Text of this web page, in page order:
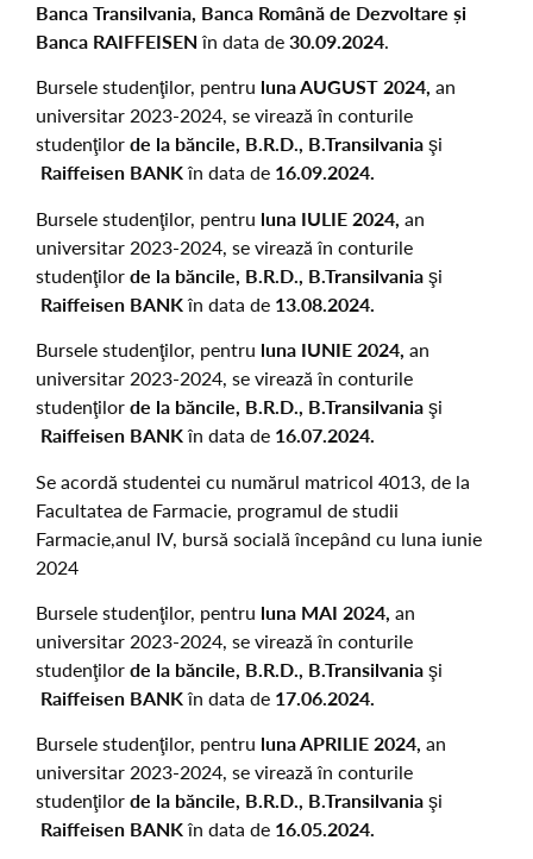
Banca Transilvania, Banca Română de Dezvoltare și
Banca RAIFFEISENîn data de30.09.2024.
Bursele studenţilor, pentru luna AUGUST 2024, an
universitar 2023-2024, se virează în conturile
studenţilorde la băncile, B.R.D., B.Transilvaniaşi
Raiffeisen BANKîn data de 16.09.2024.
Bursele studenţilor, pentru luna IULIE 2024, an
universitar 2023-2024, se virează în conturile
studenţilorde la băncile, B.R.D., B.Transilvaniaşi
Raiffeisen BANKîn data de 13.08.2024.
Bursele studenţilor, pentru luna IUNIE 2024, an
universitar 2023-2024, se virează în conturile
studenţilorde la băncile, B.R.D., B.Transilvaniaşi
Raiffeisen BANKîn data de 16.07.2024.
Se acordă studentei cu numărul matricol 4013, de la
Facultatea de Farmacie, programul de studii
Farmacie,anul IV, bursă socială începând cu luna iunie
2024
Bursele studenţilor, pentru luna MAI 2024, an
universitar 2023-2024, se virează în conturile
studenţilorde la băncile, B.R.D., B.Transilvaniaşi
Raiffeisen BANKîn data de 17.06.2024.
Bursele studenţilor, pentru luna APRILIE 2024, an
universitar 2023-2024, se virează în conturile
studenţilorde la băncile, B.R.D., B.Transilvaniaşi
Raiffeisen BANKîn data de 16.05.2024.